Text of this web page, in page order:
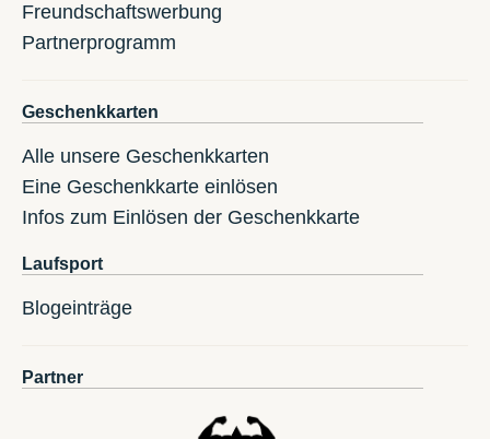
Freundschaftswerbung
Partnerprogramm
Geschenkkarten
Alle unsere Geschenkkarten
Eine Geschenkkarte einlösen
Infos zum Einlösen der Geschenkkarte
Laufsport
Blogeinträge
Partner